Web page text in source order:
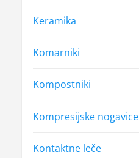
Keramika
Komarniki
Kompostniki
Kompresijske nogavice
Kontaktne leče